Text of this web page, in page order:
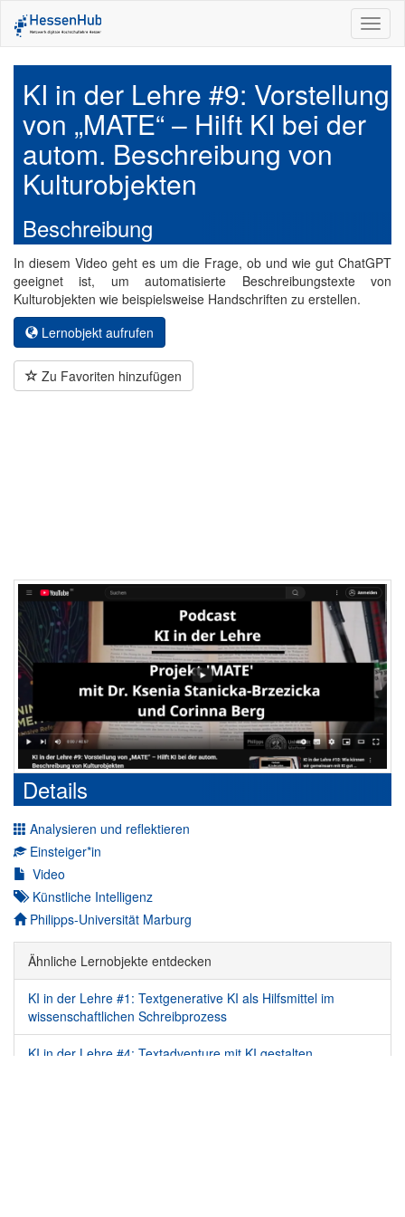
KI in der Lehre #9: Vorstellung
von „MATE“ – Hilft KI bei der
autom. Beschreibung von
Kulturobjekten
Beschreibung
In diesem Video geht es um die Frage, ob und wie gut ChatGPT
geeignet ist, um automatisierte Beschreibungstexte von
Kulturobjekten wie beispielsweise Handschriften zu erstellen.
Lernobjekt aufrufen
Zu Favoriten hinzufügen
Details
Analysieren und reflektieren
Einsteiger*in
Video
Künstliche Intelligenz
Autor*in:
Philipps-Universität Marburg
Ähnliche Lernobjekte entdecken
KI in der Lehre #1: Textgenerative KI als Hilfsmittel im
wissenschaftlichen Schreibprozess
KI in der Lehre #4: Textadventure mit KI gestalten